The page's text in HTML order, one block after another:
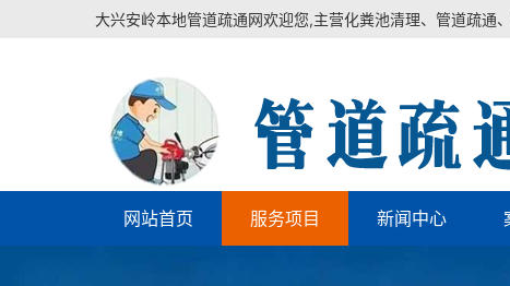
大兴安岭本地管道疏通网欢迎您,主营化粪池清理、管道疏通
网站首页 服务项目 新闻中心